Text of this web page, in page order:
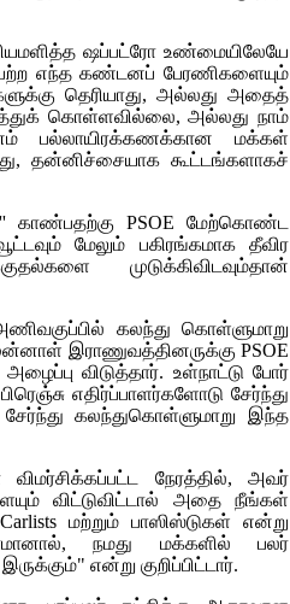
ஷப்பட்ரோ உண்மையிலேயே
எந்த கண்டனப் பேரணிகளையும்
தெரியாது, அல்லது அதைத்
கொள்ளவில்லை, அல்லது நாம்
பல்லாயிரக்கணக்கான மக்கள்
தன்னிச்சையாக கூட்டங்களாகச்
காண்பதற்கு PSOE மேற்கொண்ட
மேலும் பகிரங்கமாக தீவிர
முடுக்கிவிடவும்தான்
கலந்து கொள்ளுமாறு
இராணுவத்தினருக்கு PSOE
விடுத்தார். உள்நாட்டு போர்
எதிர்ப்பாளர்களோடு சேர்ந்து
சேர்ந்து கலந்துகொள்ளுமாறு இந்த
விமர்சிக்கப்பட்ட நேரத்தில், அவர்
விட்டுவிட்டால் அதை நீங்கள்
மற்றும் பாஸிஸ்டுகள் என்று
நமது மக்களில் பலர்
என்று குறிப்பிட்டார்.